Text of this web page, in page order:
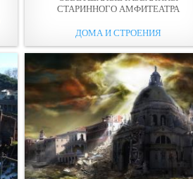
СТАРИННОГО АМФИТЕАТРА
ДОМА И СТРОЕНИЯ